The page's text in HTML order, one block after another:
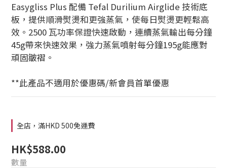
Easygliss Plus 配備 Tefal Durilium Airglide 技術底
板，提供順滑熨燙和更強蒸氣，使每日熨燙更輕鬆高
效。2500 瓦功率保證快速啟動，連續蒸氣輸出每分鐘
45g帶來快速效果，強力蒸氣噴射每分鐘195g能應對
頑固皺褶。
**此產品不適用於優惠碼/新會員首單優惠
全店，滿HKD 500免運費
HK$588.00
數量